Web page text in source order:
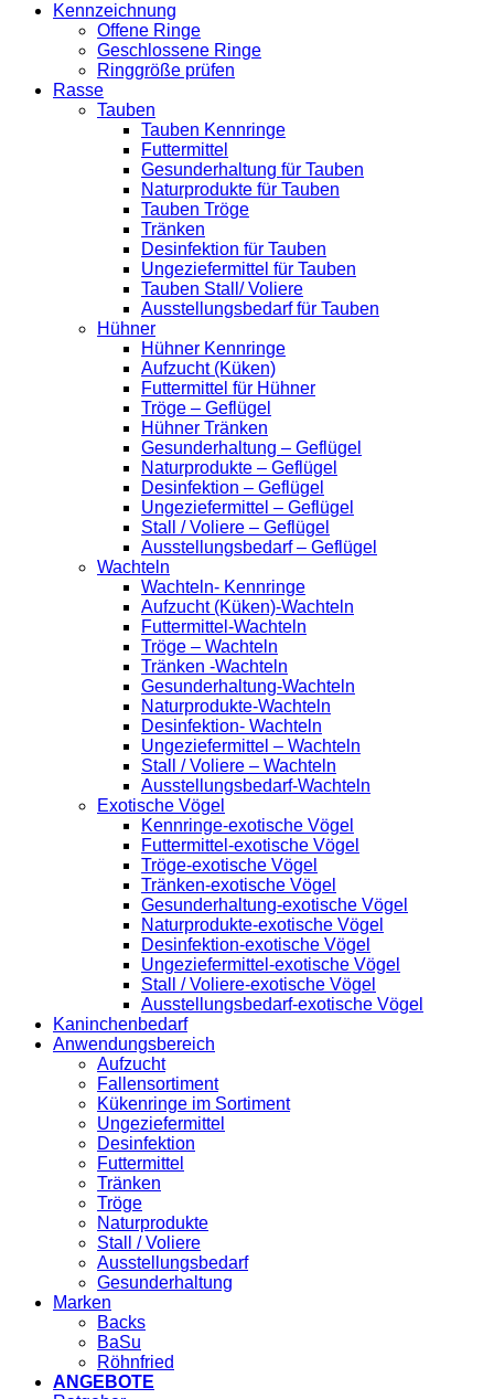
Kennzeichnung
Offene Ringe
Geschlossene Ringe
Ringgröße prüfen
Rasse
Tauben
Tauben Kennringe
Futtermittel
Gesunderhaltung für Tauben
Naturprodukte für Tauben
Tauben Tröge
Tränken
Desinfektion für Tauben
Ungeziefermittel für Tauben
Tauben Stall/ Voliere
Ausstellungsbedarf für Tauben
Hühner
Hühner Kennringe
Aufzucht (Küken)
Futtermittel für Hühner
Tröge – Geflügel
Hühner Tränken
Gesunderhaltung – Geflügel
Naturprodukte – Geflügel
Desinfektion – Geflügel
Ungeziefermittel – Geflügel
Stall / Voliere – Geflügel
Ausstellungsbedarf – Geflügel
Wachteln
Wachteln- Kennringe
Aufzucht (Küken)-Wachteln
Futtermittel-Wachteln
Tröge – Wachteln
Tränken -Wachteln
Gesunderhaltung-Wachteln
Naturprodukte-Wachteln
Desinfektion- Wachteln
Ungeziefermittel – Wachteln
Stall / Voliere – Wachteln
Ausstellungsbedarf-Wachteln
Exotische Vögel
Kennringe-exotische Vögel
Futtermittel-exotische Vögel
Tröge-exotische Vögel
Tränken-exotische Vögel
Gesunderhaltung-exotische Vögel
Naturprodukte-exotische Vögel
Desinfektion-exotische Vögel
Ungeziefermittel-exotische Vögel
Stall / Voliere-exotische Vögel
Ausstellungsbedarf-exotische Vögel
Kaninchenbedarf
Anwendungsbereich
Aufzucht
Fallensortiment
Kükenringe im Sortiment
Ungeziefermittel
Desinfektion
Futtermittel
Tränken
Tröge
Naturprodukte
Stall / Voliere
Ausstellungsbedarf
Gesunderhaltung
Marken
Backs
BaSu
Röhnfried
ANGEBOTE